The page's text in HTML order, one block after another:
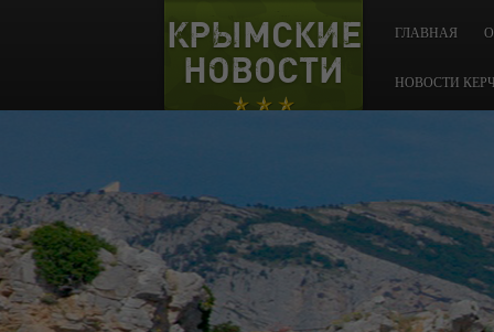
КРЫМСКИЕ
НОВОСТИ
ГЛАВНАЯ
НОВОСТИ